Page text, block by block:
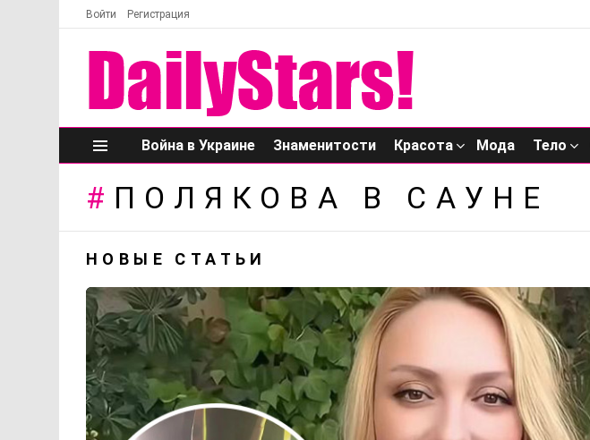
Войти Регистрация
Меню
Война в Украине Знаменитости Красота Мода Тело
ПОЛЯКОВА В САУНЕ
НОВЫЕ СТАТЬИ